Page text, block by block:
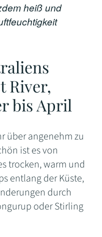
heiß und
River,
bis April
über angenehm zu
ist es von
trocken, warm und
entlang der Küste,
durch
oder Stirling